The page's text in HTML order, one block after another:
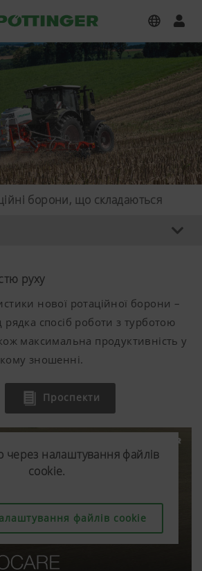
борони, що складаються
руху
нової ротаційної борони –
спосіб роботи з турботою
максимальна продуктивність у
зношенні.
Проспекти
через налаштування файлів
cookie.
файлів cookie
через налаштування файлів
cookie.
файлів cookie
через налаштування файлів
cookie.
файлів cookie